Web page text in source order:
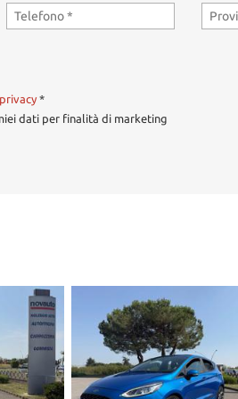
*
dati per finalità di marketing